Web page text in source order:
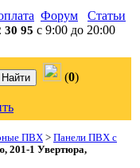
Форум
Статьи
30 95 с 9:00 до 20:00
(0)
ПВХ > Панели ПВХ с
201-1 Увертюра,